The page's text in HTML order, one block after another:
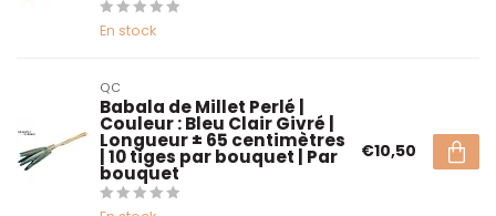
En stock
QC
Babala de Millet Perlé |
Couleur : Bleu Clair Givré |
Longueur ± 65 centimètres
| 10 tiges par bouquet | Par
bouquet
€10,50